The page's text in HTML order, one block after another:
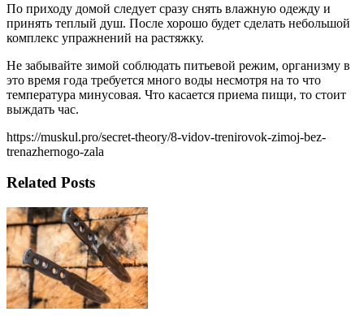
По приходу домой следует сразу снять влажную одежду и
принять теплый душ. После хорошо будет сделать небольшой
комплекс упражнений на растяжку.
Не забывайте зимой соблюдать питьевой режим, организму в
это время года требуется много воды несмотря на то что
температура минусовая. Что касается приема пищи, то стоит
выждать час.
https://muskul.pro/secret-theory/8-vidov-trenirovok-zimoj-bez-
trenazhernogo-zala
Related Posts